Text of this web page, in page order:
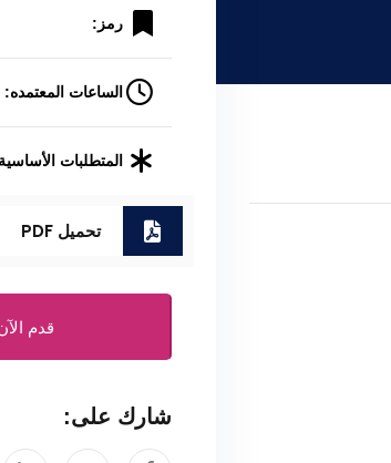
رمز:
الساعات المعتمده:
المتطلبات
تحميل PDF
قدم
شارك على: